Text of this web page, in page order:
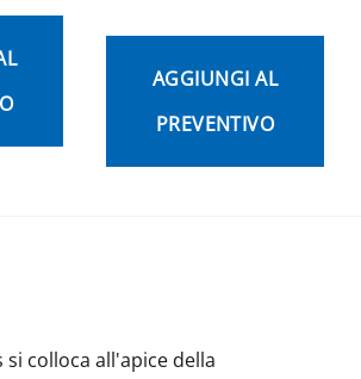
AGGIUNGI AL
PREVENTIVO
si colloca all'apice della